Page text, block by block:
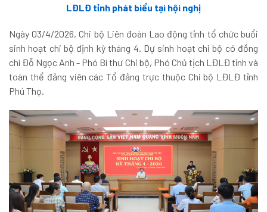
LĐLĐ tỉnh phát biểu tại hội nghị
Ngày 03/4/2026, Chi bộ Liên đoàn Lao động tỉnh tổ chức buổi
sinh hoạt chi bộ định kỳ tháng 4. Dự sinh hoạt chi bộ có đồng
chí Đỗ Ngọc Anh - Phó Bí thư Chi bộ, Phó Chủ tịch LĐLĐ tỉnh và
toàn thể đảng viên các Tổ đảng trực thuộc Chi bộ LĐLĐ tỉnh
Phú Thọ.